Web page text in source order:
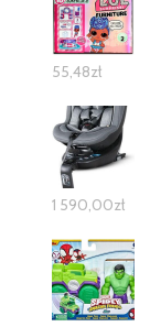
55,48zł
1 590,00zł